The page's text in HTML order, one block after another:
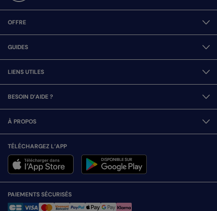
OFFRE
GUIDES
LIENS UTILES
BESOIN D’AIDE ?
À PROPOS
TÉLÉCHARGEZ L’APP
PAIEMENTS SÉCURISÉS